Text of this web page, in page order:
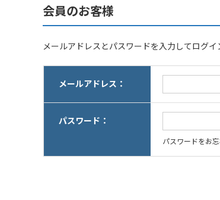
会員のお客様
メールアドレスとパスワードを入力してログイ
メールアドレス：
パスワード：
パスワードをお